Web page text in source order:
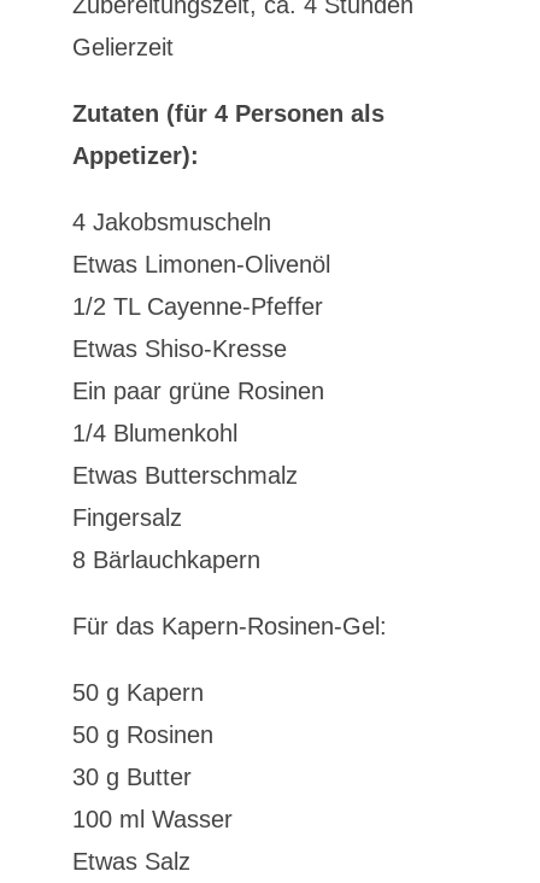
Gelierzeit
Zutaten (für 4 Personen als
Appetizer):
4 Jakobsmuscheln
Etwas Limonen-Olivenöl
1/2 TL Cayenne-Pfeffer
Etwas Shiso-Kresse
Ein paar grüne Rosinen
1/4 Blumenkohl
Etwas Butterschmalz
Fingersalz
8 Bärlauchkapern
Für das Kapern-Rosinen-Gel:
50 g Kapern
50 g Rosinen
30 g Butter
100 ml Wasser
Etwas Salz